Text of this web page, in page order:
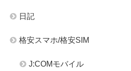
日記
格安スマホ/格安SIM
J:COMモバイル